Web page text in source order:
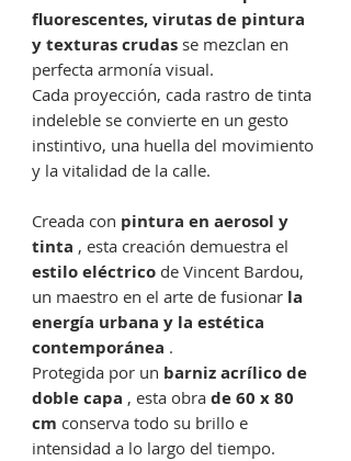
fluorescentes, virutas de pintura
y texturas crudas se mezclan en
perfecta armonía visual.
Cada proyección, cada rastro de tinta
indeleble se convierte en un gesto
instintivo, una huella del movimiento
y la vitalidad de la calle.
Creada con pintura en aerosol y
tinta , esta creación demuestra el
estilo eléctrico de Vincent Bardou,
un maestro en el arte de fusionar la
energía urbana y la estética
contemporánea .
Protegida por un barniz acrílico de
doble capa , esta obra de 60 x 80
cm conserva todo su brillo e
intensidad a lo largo del tiempo.